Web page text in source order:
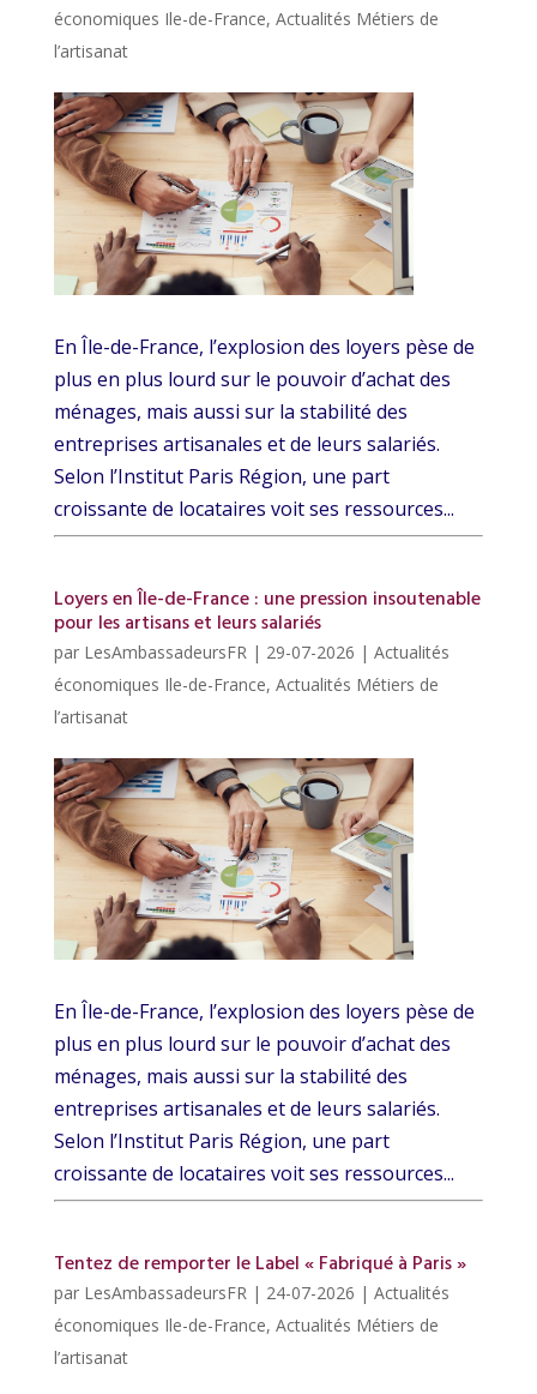
économiques Ile-de-France, Actualités Métiers de
l’artisanat
En Île-de-France, l’explosion des loyers pèse de
plus en plus lourd sur le pouvoir d’achat des
ménages, mais aussi sur la stabilité des
entreprises artisanales et de leurs salariés.
Selon l’Institut Paris Région, une part
croissante de locataires voit ses ressources...
Loyers en Île-de-France : une pression insoutenable
pour les artisans et leurs salariés
par LesAmbassadeursFR | 29-07-2026 | Actualités
économiques Ile-de-France, Actualités Métiers de
l’artisanat
En Île-de-France, l’explosion des loyers pèse de
plus en plus lourd sur le pouvoir d’achat des
ménages, mais aussi sur la stabilité des
entreprises artisanales et de leurs salariés.
Selon l’Institut Paris Région, une part
croissante de locataires voit ses ressources...
Tentez de remporter le Label « Fabriqué à Paris »
par LesAmbassadeursFR| 24-07-2026 | Actualités
économiques Ile-de-France, Actualités Métiers de
l’artisanat